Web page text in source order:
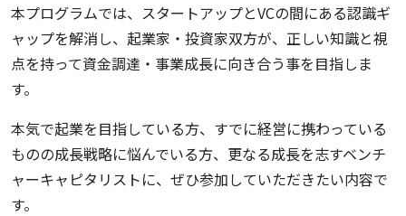
本プログラムでは、スタートアップとVCの間にある認識ギ
ャップを解消し、起業家・投資家双方が、正しい知識と視
点を持って資金調達・事業成長に向き合う事を目指しま
す。
本気で起業を目指している方、すでに経営に携わっている
ものの成長戦略に悩んでいる方、更なる成長を志すベンチ
ャーキャピタリストに、ぜひ参加していただきたい内容で
す。